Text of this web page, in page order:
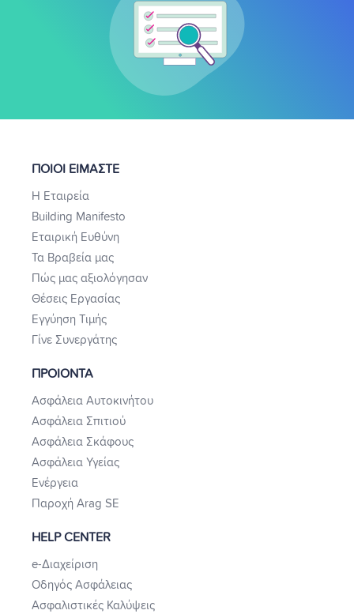
ΠΟΙΟΙ ΕΙΜΑΣΤΕ
Η Εταιρεία
Building Manifesto
Εταιρική Ευθύνη
Τα Βραβεία μας
Πώς μας αξιολόγησαν
Θέσεις Εργασίας
Εγγύηση Τιμής
Γίνε Συνεργάτης
ΠΡΟΙΟΝΤΑ
Ασφάλεια Αυτοκινήτου
Ασφάλεια Σπιτιού
Ασφάλεια Σκάφους
Ασφάλεια Υγείας
Ενέργεια
Παροχή Arag SE
HELP CENTER
e-Διαχείριση
Οδηγός Ασφάλειας
Ασφαλιστικές Καλύψεις